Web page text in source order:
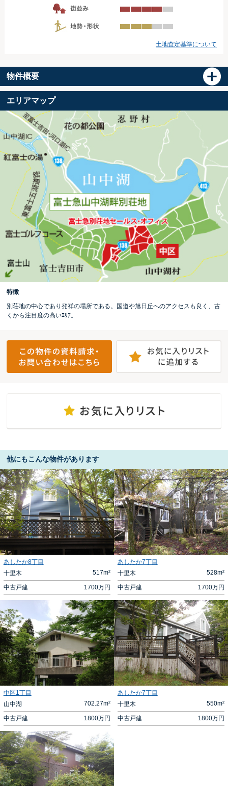
土地査定基準について
物件概要
エリアマップ
特徴
別荘地の中心であり発祥の場所である。国道や旭日丘へのアクセスも良く、古
くから注目度の高いｴﾘｱ。
他にもこんな物件があります
あしたか8丁目
十里木
517m²
中古戸建 1700万円
あしたか7丁目
十里木
528m²
中古戸建 1700万円
中区1丁目
山中湖
702.27m²
中古戸建 1800万円
あしたか7丁目
十里木
550m²
中古戸建 1800万円